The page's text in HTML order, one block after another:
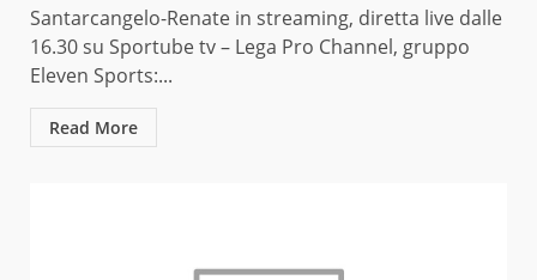
Santarcangelo-Renate in streaming, diretta live dalle
16.30 su Sportube tv – Lega Pro Channel, gruppo
Eleven Sports:...
Read More